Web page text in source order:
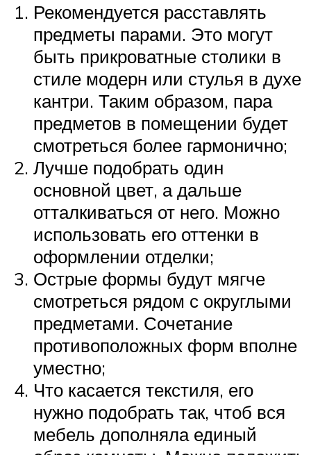
Рекомендуется расставлять
предметы парами. Это могут
быть прикроватные столики в
стиле модерн или стулья в духе
кантри. Таким образом, пара
предметов в помещении будет
смотреться более гармонично;
Лучше подобрать один
основной цвет, а дальше
отталкиваться от него. Можно
использовать его оттенки в
оформлении отделки;
Острые формы будут мягче
смотреться рядом с округлыми
предметами. Сочетание
противоположных форм вполне
уместно;
Что касается текстиля, его
нужно подобрать так, чтоб вся
мебель дополняла единый